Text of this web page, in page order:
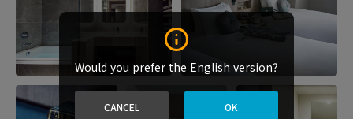
Would you prefer the English version?
CANCEL OK